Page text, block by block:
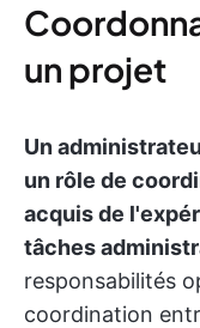
un projet
Un
un rôle de
acquis de
tâches
responsabilités
coordination